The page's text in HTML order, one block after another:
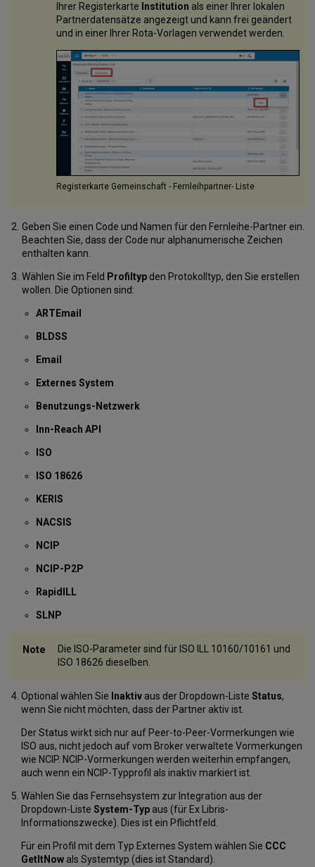
Ihrer Registerkarte Institution als einer Ihrer lokalen
Partnerdatensätze angezeigt und kann frei geändert
und in einer Ihrer Rota-Vorlagen verwendet werden.
Registerkarte Gemeinschaft - Fernleihpartner- Liste
Geben Sie einen Code und Namen für den Fernleihe-Partner ein.
Beachten Sie, dass der Code nur alphanumerische Zeichen
enthalten kann.
Wählen Sie im Feld Profiltypden Protokolltyp, den Sie erstellen
wollen. Die Optionen sind:
ARTEmail
BLDSS
Email
Externes System
Benutzungs-Netzwerk
Inn-Reach API
ISO
ISO 18626
KERIS
NACSIS
NCIP
NCIP-P2P
RapidILL
SLNP
Die ISO-Parameter sind für ISO ILL 10160/10161 und
ISO 18626 dieselben.
Optional wählen Sie Inaktivaus der Dropdown-Liste Status,
wenn Sie nicht möchten, dass der Partner aktiv ist.
Der Status wirkt sich nur auf Peer-to-Peer-Vormerkungen wie
ISO aus, nicht jedoch auf vom Broker verwaltete Vormerkungen
wie NCIP. NCIP-Vormerkungen werden weiterhin empfangen,
auch wenn ein NCIP-Typprofil als inaktiv markiert ist.
Wählen Sie das Fernsehsystem zur Integration aus der
Dropdown-Liste System-Typaus (für Ex Libris-
Informationszwecke). Dies ist ein Pflichtfeld.
Für ein Profil mit dem Typ Externes System wählen Sie CCC
GetItNowals Systemtyp (dies ist Standard).